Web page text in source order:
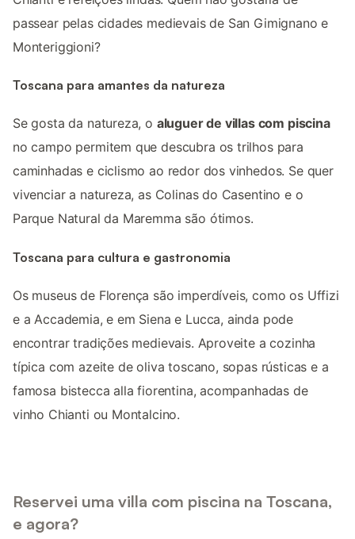
passear pelas cidades medievais de San Gimignano e
Monteriggioni?
Toscana para amantes da natureza
Se gosta da natureza, o aluguer de villas com piscina
no campo permitem que descubra os trilhos para
caminhadas e ciclismo ao redor dos vinhedos. Se quer
vivenciar a natureza, as Colinas do Casentino e o
Parque Natural da Maremma são ótimos.
Toscana para cultura e gastronomia
Os museus de Florença são imperdíveis, como os Uffizi
e a Accademia, e em Siena e Lucca, ainda pode
encontrar tradições medievais. Aproveite a cozinha
típica com azeite de oliva toscano, sopas rústicas e a
famosa bistecca alla fiorentina, acompanhadas de
vinho Chianti ou Montalcino.
Reservei uma villa com piscina na Toscana,
e agora?